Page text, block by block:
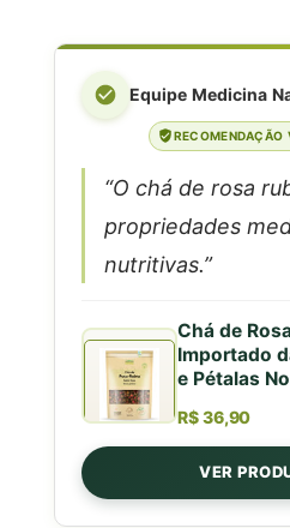
Equipe Medicina
RECOMENDAÇÃO
“O chá de rosa
propriedades
nutritivas.”
Chá de
Importado
e Pétalas
R$ 36,90
VER